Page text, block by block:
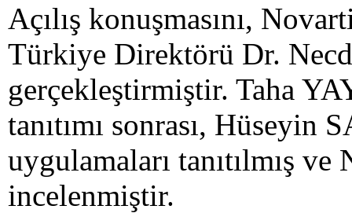
Açılış konuşmasını,
Türkiye Direktörü Dr.
gerçekleştirmiştir. Taha
tanıtımı sonrası, Hüseyin
uygulamaları tanıtılmış
incelenmiştir.